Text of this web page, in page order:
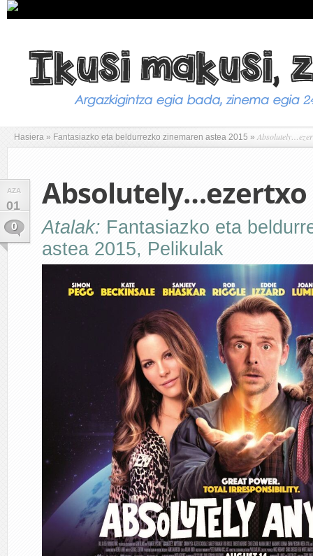
Hasiera » Fantasiazko eta beldurrezko zinemaren astea 2015 »
AZA
01
0
Absolutely…ezertxo
Atalak: Fantasiazko eta
astea 2015, Pelikulak